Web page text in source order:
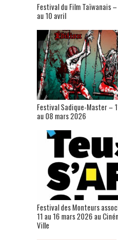
Festival du Film Taïwanais
au 10 avril
Festival Sadique-Master –
au 08 mars 2026
Festival des Monteurs
11 au 16 mars 2026 au
Ville